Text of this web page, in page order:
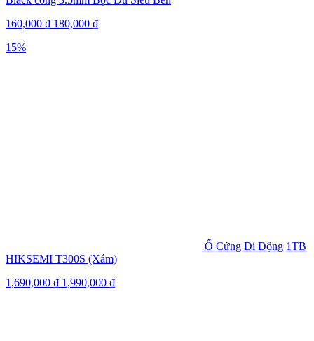
160,000 ₫ 180,000 ₫
15%
Ổ Cứng Di Động 1TB
HIKSEMI T300S (Xám)
1,690,000 ₫ 1,990,000 ₫